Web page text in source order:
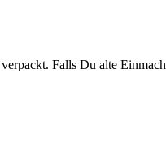
Falls Du alte